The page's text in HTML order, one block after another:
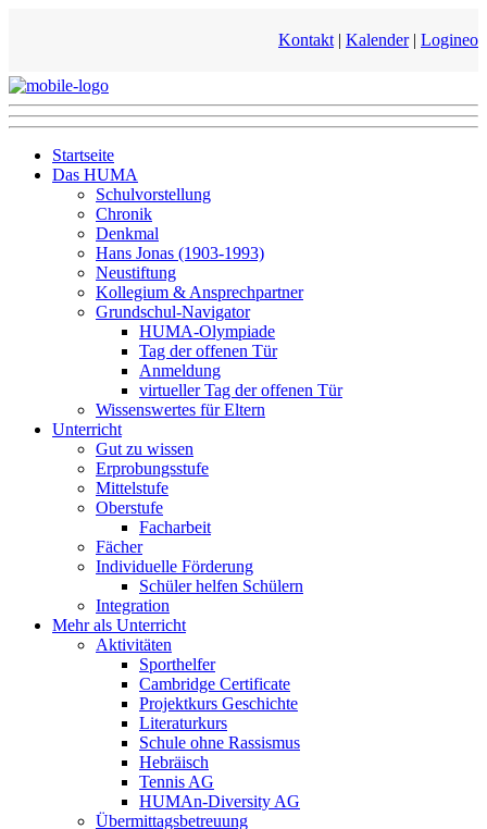
Kontakt | Kalender| Logineo
Startseite
Das HUMA
Schulvorstellung
Chronik
Denkmal
Hans Jonas (1903-1993)
Neustiftung
Kollegium & Ansprechpartner
Grundschul-Navigator
HUMA-Olympiade
Tag der offenen Tür
Anmeldung
virtueller Tag der offenen Tür
Wissenswertes für Eltern
Unterricht
Gut zu wissen
Erprobungsstufe
Mittelstufe
Oberstufe
Facharbeit
Fächer
Individuelle Förderung
Schüler helfen Schülern
Integration
Mehr als Unterricht
Aktivitäten
Sporthelfer
Cambridge Certificate
Projektkurs Geschichte
Literaturkurs
Schule ohne Rassismus
Hebräisch
Tennis AG
HUMAn-Diversity AG
Übermittagsbetreuung